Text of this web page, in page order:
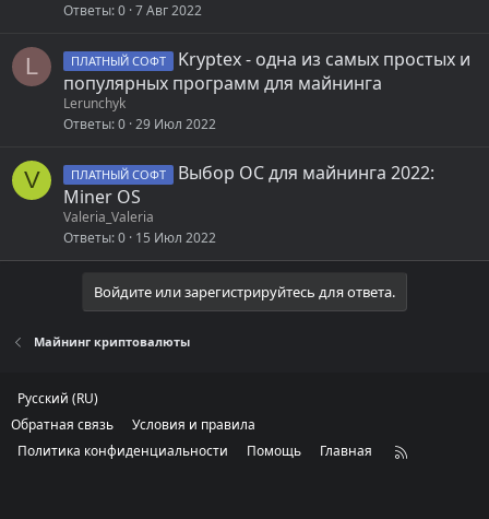
Ответы 0 7 Авг 2022
L ПЛАТНЫЙ СОФТ
Kryptex - одна из самых простых и
популярных программ для майнинга
Lerunchyk
Ответы 0 29 Июл 2022
V ПЛАТНЫЙ СОФТ
Выбор ОС для майнинга 2022:
Miner OS
Valeria_Valeria
Ответы 0 15 Июл 2022
Войдите или зарегистрируйтесь для ответа.
Майнинг криптовалюты
Русский (RU)
Обратная связь
Условия и правила
Политика конфиденциальности
Помощь Главная
R